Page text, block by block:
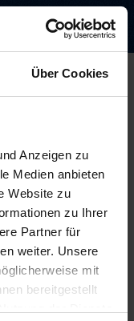
Über Cookies
Anzeigen zu
Medien anbieten
Website zu
zu Ihrer
Partner für
weiter. Unsere
mit
bereitgestellt
Seite ist
defekt oder die